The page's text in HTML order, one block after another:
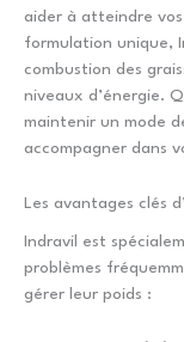
aider à atteindre
formulation unique,
combustion des
niveaux d’énergie.
maintenir un mode
accompagner dans
Les avantages clés
Indravil est
problèmes
gérer leur poids :